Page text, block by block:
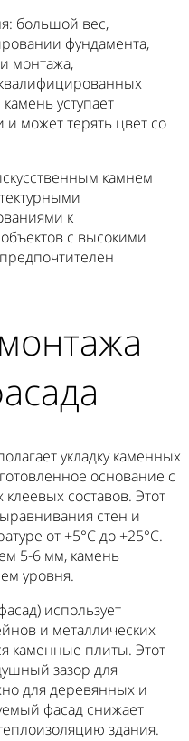
большой вес,
фундамента,
монтажа,
уступает
и может терять цвет со
камнем
к
с высокими
укладку каменных
основание с
составов. Этот
стен и
от +5°C до +25°C.
5-6 мм, камень
уровня.
использует
и металлических
каменные плиты. Этот
зазор для
для деревянных и
фасад снижает
здания.